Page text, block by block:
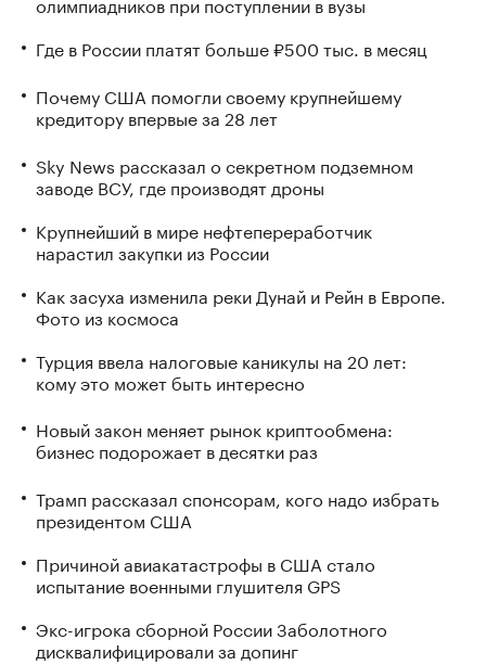
Где в России платят больше ₽500 тыс. в месяц
Почему США помогли своему крупнейшему
кредитору впервые за 28 лет
Sky News рассказал о секретном подземном
заводе ВСУ, где производят дроны
Крупнейший в мире нефтепереработчик
нарастил закупки из России
Как засуха изменила реки Дунай и Рейн в Европе.
Фото из космоса
Турция ввела налоговые каникулы на 20 лет:
кому это может быть интересно
Новый закон меняет рынок криптообмена:
бизнес подорожает в десятки раз
Трамп рассказал спонсорам, кого надо избрать
президентом США
Причиной авиакатастрофы в США стало
испытание военными глушителя GPS
Экс-игрока сборной России Заболотного
дисквалифицировали за допинг